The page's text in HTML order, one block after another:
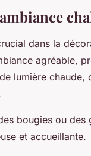
dans la
agréable,
lumière chaude,
bougies ou
et accueillante.